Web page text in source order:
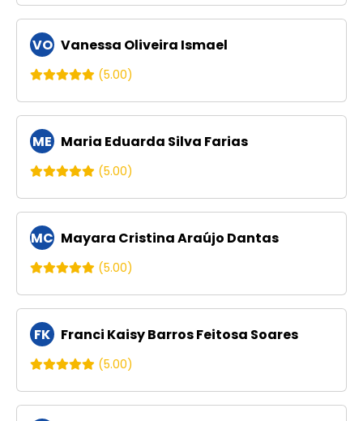
VO Vanessa Oliveira Ismael
(5.00)
ME Maria Eduarda Silva Farias
(5.00)
MC Mayara Cristina Araújo Dantas
(5.00)
FK Franci Kaisy Barros Feitosa Soares
(5.00)